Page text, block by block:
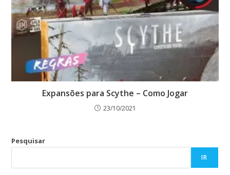
Expansões para Scythe – Como Jogar
23/10/2021
Pesquisar
IR